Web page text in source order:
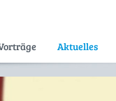
Aktuelles